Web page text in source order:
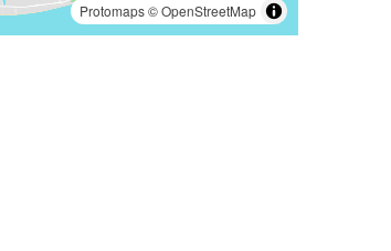
Protomaps©OpenStreetMap